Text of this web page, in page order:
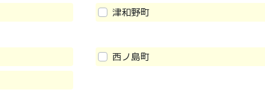
津和野町
西ノ島町